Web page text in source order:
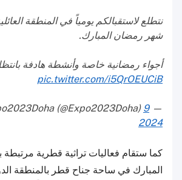
نتطلع لاستقبالكم يومياً في المنطقة
شهر رمضان المبارك.
أجواء رمضانية خاصة وأنشطة هادفة
pic.twitter.com/i5QrOEUCiB
— Expo2023Doha (@Expo2023Doha)
2024
كما ستقام فعاليات تراثية قطرية
المبارك في ساحة جناح قطر بالمنطقة